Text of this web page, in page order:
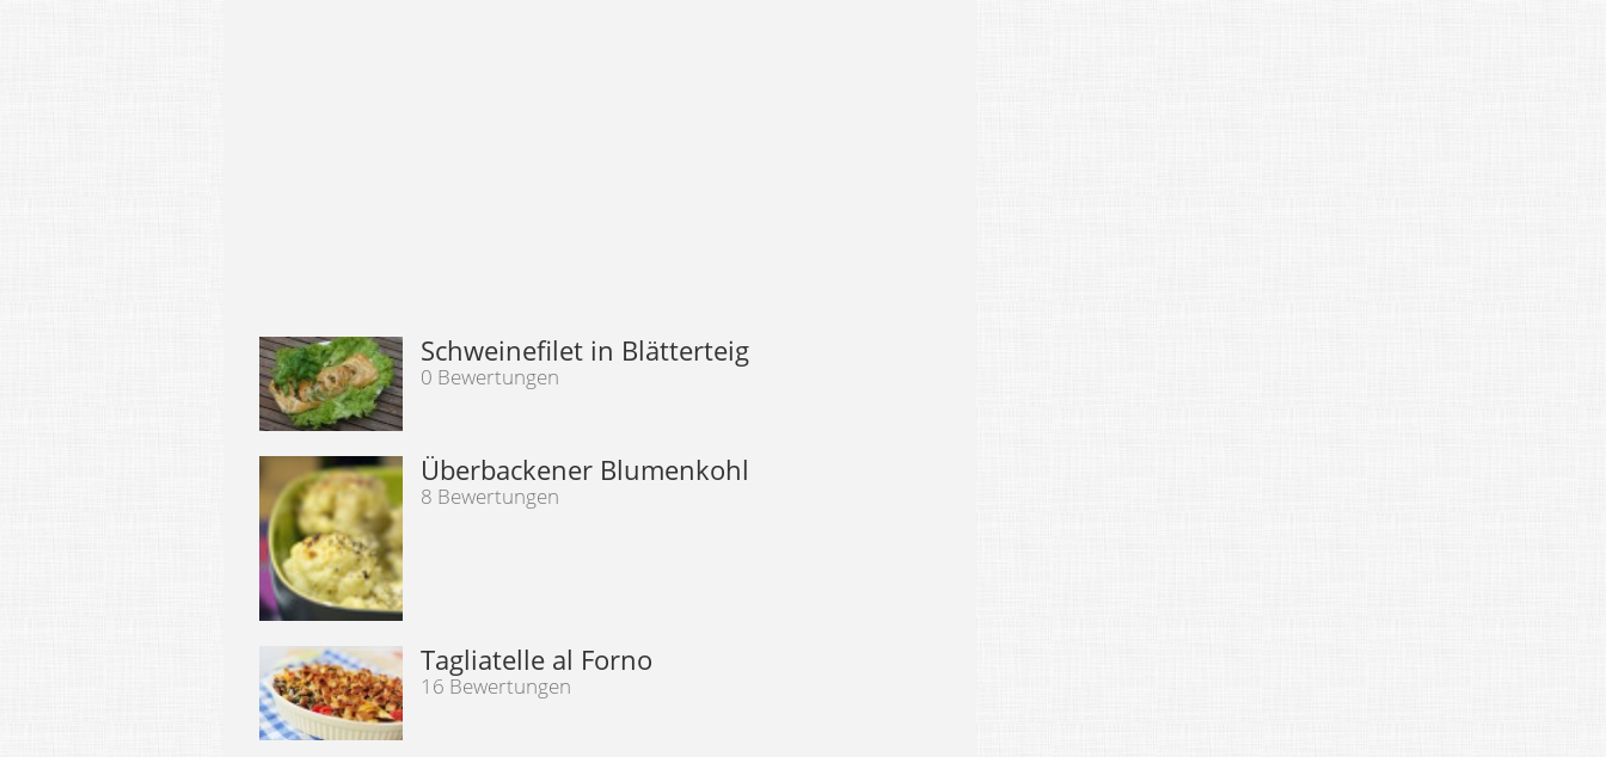
Schweinefilet in Blätterteig
0 Bewertungen
Überbackener Blumenkohl
8 Bewertungen
Tagliatelle al Forno
16 Bewertungen